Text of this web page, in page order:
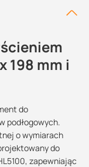
198 mm i
do
podłogowych.
o wymiarach
do
zapewniając